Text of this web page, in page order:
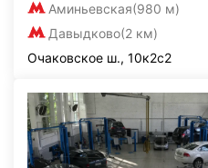
Аминьевская(980 м)
Давыдково(2 км)
Очаковское ш., 10к2с2